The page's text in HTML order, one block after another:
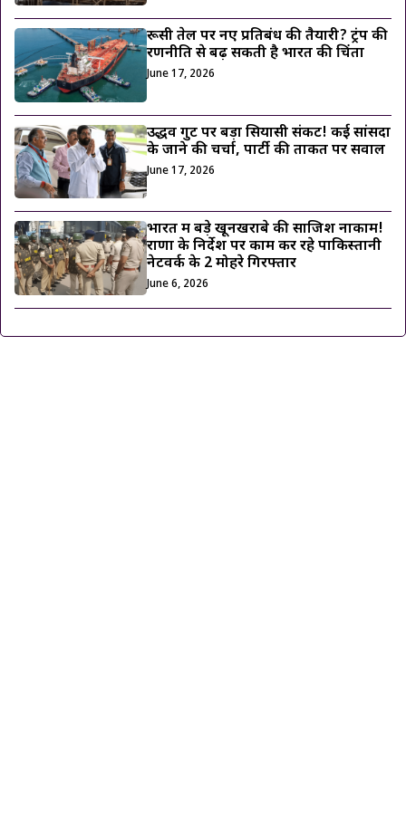
रूसी तेल पर नए प्रतिबंध की तैयारी? ट्रंप की
रणनीति से बढ़ सकती है भारत की चिंता
June 17, 2026
उद्धव गुट पर बड़ा सियासी संकट! कई सांसदों
के जाने की चर्चा, पार्टी की ताकत पर सवाल
June 17, 2026
भारत में बड़े खूनखराबे की साजिश नाकाम!
राणा के निर्देश पर काम कर रहे पाकिस्तानी
नेटवर्क के 2 मोहरे गिरफ्तार
June 6, 2026